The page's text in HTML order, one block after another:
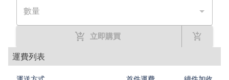
數量
立即購買
運費列表